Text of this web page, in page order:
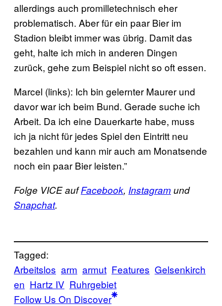
allerdings auch promilletechnisch eher
problematisch. Aber für ein paar Bier im
Stadion bleibt immer was übrig. Damit das
geht, halte ich mich in anderen Dingen
zurück, gehe zum Beispiel nicht so oft essen.
Marcel (links): Ich bin gelernter Maurer und
davor war ich beim Bund. Gerade suche ich
Arbeit. Da ich eine Dauerkarte habe, muss
ich ja nicht für jedes Spiel den Eintritt neu
bezahlen und kann mir auch am Monatsende
noch ein paar Bier leisten.”
Folge VICE aufFacebook, Instagramund
Snapchat.
Tagged:
Arbeitslos arm armut Features Gelsenkirch
en Hartz IV Ruhrgebiet
Follow Us On Discover